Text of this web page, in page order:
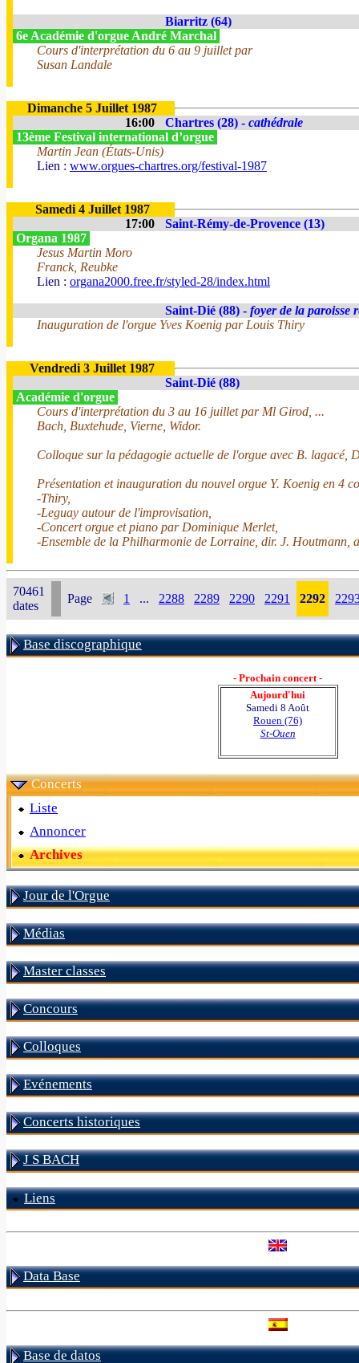
Biarritz (64)
6e Académie d'orgue André Marchal
Cours d'interprétation du 6 au 9 juillet par
Susan Landale
Dimanche 5 Juillet 1987
16:00
Chartres (28) - cathédrale
13ème Festival international d’orgue
Martin Jean (États-Unis)
Lien : www.orgues-chartres.org/festival-1987
Samedi 4 Juillet 1987
17:00
Saint-Rémy-de-Provence (13)
Organa 1987
Jesus Martin Moro
Franck, Reubke
Lien : organa2000.free.fr/styled-28/index.html
Saint-Dié (88) - foyer de la paroisse
Inauguration de l'orgue Yves Koenig par Louis Thiry
Vendredi 3 Juillet 1987
Saint-Dié (88)
Académie d'orgue
Cours d'interprétation du 3 au 16 juillet par Ml Girod, ...
Bach, Buxtehude, Vierne, Widor.
Colloque sur la pédagogie actuelle de l'orgue avec B. lagacé,
Présentation et inauguration du nouvel orgue Y. Koenig en 4
-Thiry,
-Leguay autour de l'improvisation,
-Concert orgue et piano par Dominique Merlet,
-Ensemble de la Philharmonie de Lorraine, dir. J. Houtmann,
70461
dates
Page 1 ... 2288 2289 2290 2291 2292
Base discographique
- Prochain concert -
Aujourd'hui
Samedi 8 Août
Rouen (76)
St-Ouen
Concerts
Liste
Annoncer
Archives
Jour de l'Orgue
Médias
Master classes
Concours
Colloques
Evénements
Concerts historiques
J S BACH
Liens
Data Base
Base de datos